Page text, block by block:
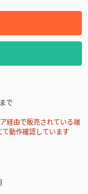
で
経由で販売されている端
て動作確認しています